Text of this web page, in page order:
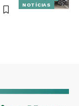
NOTÍCIAS